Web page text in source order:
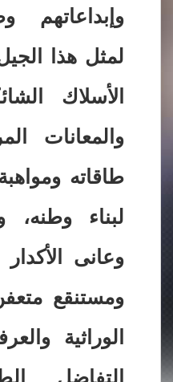
وإبداعاتهم
لمثل هذا
الأسلاك
والمعانات
طاقاته
لبناء
وعانى
ومستنقع
الوراثية